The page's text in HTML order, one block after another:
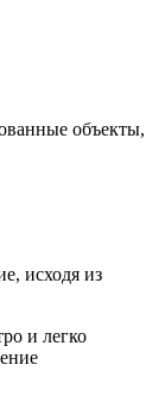
объекты,
исходя из
и легко